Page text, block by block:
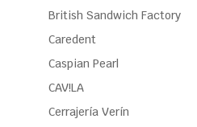
British Sandwich Factory
Caredent
Caspian Pearl
CAV!LA
Cerrajería Verín